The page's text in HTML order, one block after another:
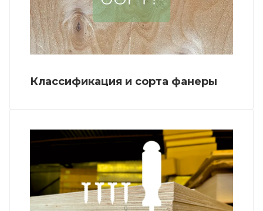
Классификация и сорта фанеры